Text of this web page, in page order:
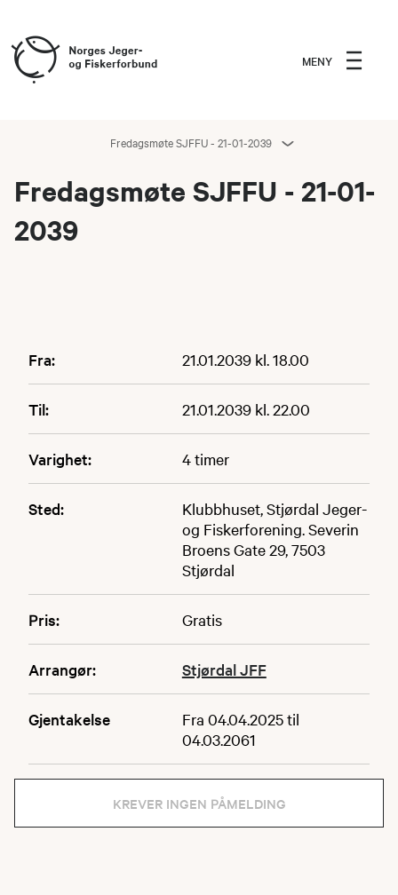
MENY
Fredagsmøte SJFFU - 21-01-2039
Fredagsmøte SJFFU - 21-01-
2039
Fra: 21.01.2039 kl. 18.00
Til: 21.01.2039 kl. 22.00
Varighet: 4 timer
Sted:
Klubbhuset, Stjørdal Jeger-
og Fiskerforening. Severin
Broens Gate 29, 7503
Stjørdal
Pris: Gratis
Arrangør: Stjørdal JFF
Gjentakelse
Fra 04.04.2025 til
04.03.2061
KREVER INGEN PÅMELDING